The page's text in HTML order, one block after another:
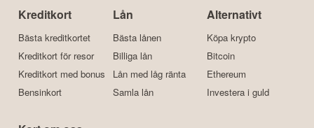
Kreditkort
Bästa kreditkortet
Kreditkort för resor
Kreditkort med bonus
Bensinkort
Lån
Bästa lånen
Billiga lån
Lån med låg ränta
Samla lån
Alternativt
Köpa krypto
Bitcoin
Ethereum
Investera i guld